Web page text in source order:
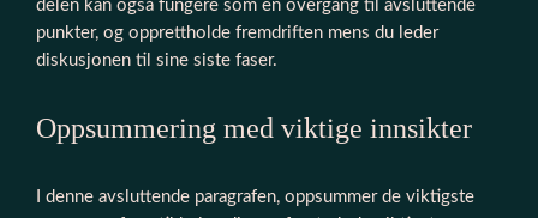
delen kan også fungere som en overgang til avsluttende
punkter, og opprettholde fremdriften mens du leder
diskusjonen til sine siste faser.
Oppsummering med viktige innsikter
I denne avsluttende paragrafen, oppsummer de viktigste